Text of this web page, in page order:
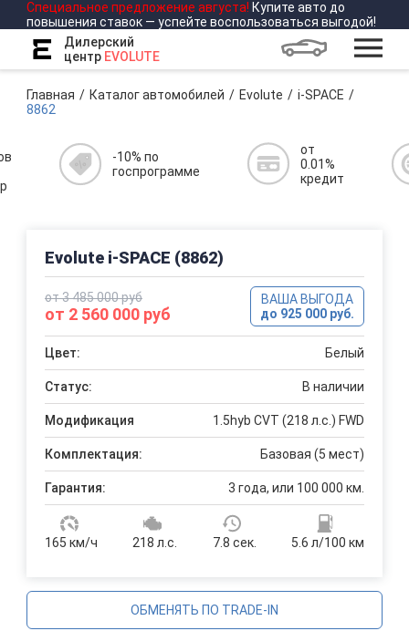
Специальное предложение августа! Купите авто до
повышения ставок — успейте воспользоваться выгодой!
Дилерский
центр EVOLUTE
Главная Каталог автомобилей Evolute
i-SPACE
8862
-10% по
госпрограмме
от
0.01%
кредит
Evolute i-SPACE (8862)
от 3 485 000 руб
от 2 560 000 руб
ВАША ВЫГОДА
до 925 000 руб.
Цвет: Белый
Статус: В наличии
Модификация 1.5hyb CVT (218 л.с.) FWD
Комплектация: Базовая (5 мест)
Гарантия: 3 года, или 100 000 км.
165 км/ч 218 л.с. 7.8 сек. 5.6 л/100 км
ОБМЕНЯТЬ ПО TRADE-IN